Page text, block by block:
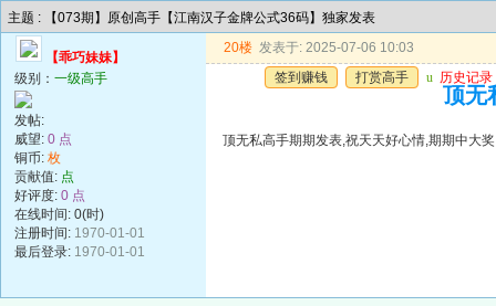
主题 : 【073期】原创高手【江南汉子金牌公式36码】独家发表
【乖巧妹妹】
级别： 一级高手
发帖:
威望: 0 点
铜币: 枚
贡献值: 点
好评度: 0 点
在线时间: 0(时)
注册时间: 1970-01-01
最后登录: 1970-01-01
20楼 发表于: 2025-07-06 10:03
签到赚钱
打赏高手 u 历史记录
顶无
顶无私高手期期发表,祝天天好心情,期期中大